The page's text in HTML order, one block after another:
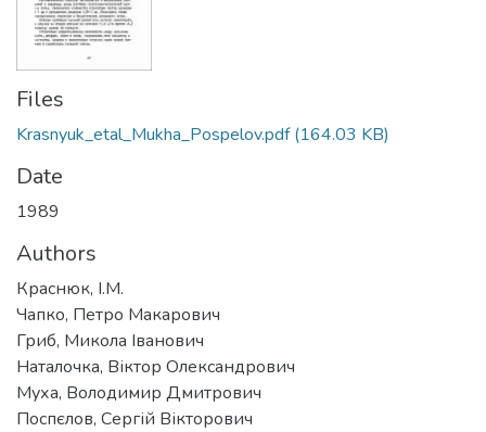
Files
Krasnyuk_etal_Mukha_Pospelov.pdf(164.03 KB)
Date
1989
Authors
Краснюк, І.М.
Чапко, Петро Макарович
Гриб, Микола Іванович
Наталочка, Віктор Олександрович
Муха, Володимир Дмитрович
Поспєлов, Сергій Вікторович